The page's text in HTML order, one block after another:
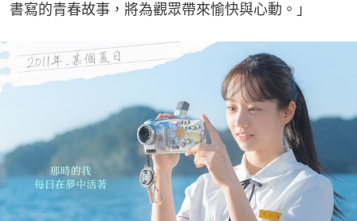
書寫的青春故事，將為觀眾帶來愉快與心動。」